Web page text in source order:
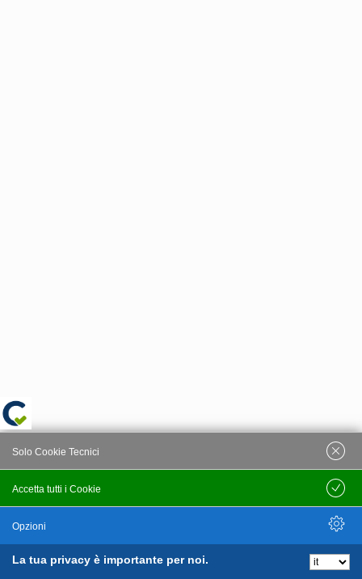
La tua privacy è importante per noi.
Accetta tutti i Cookie
Solo Cookie Tecnici
Salva
Opzioni
Nascondi Opzioni